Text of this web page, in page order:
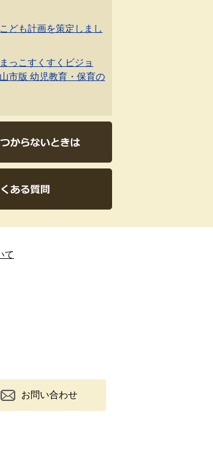
ども計画を策定しまし
っこすくすくビジョ
市版 幼児教育・保育の
て
お問い合わせ